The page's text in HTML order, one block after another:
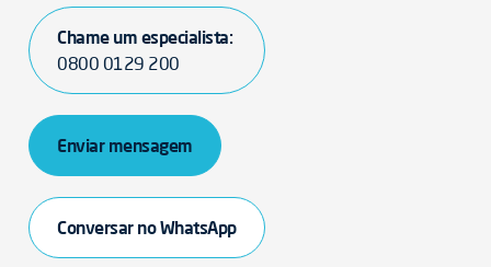
Chame um especialista:
0800 0129 200
Enviar mensagem
Conversar no WhatsApp